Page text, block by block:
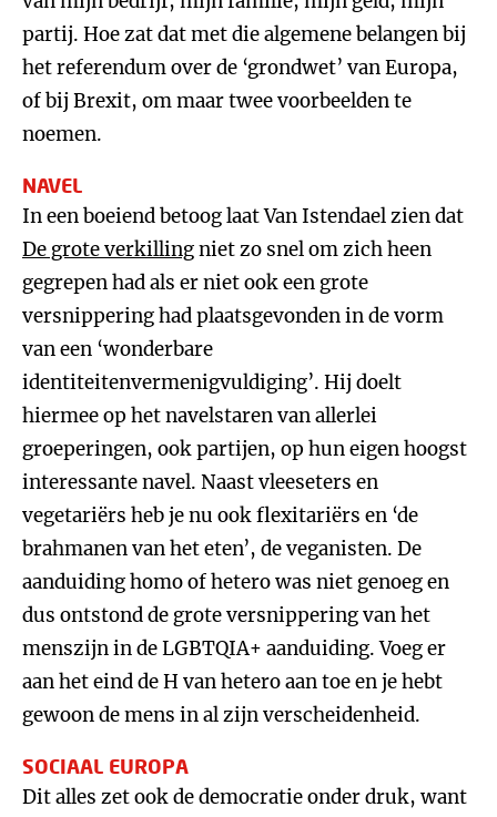
partij. Hoe zat dat met die algemene belangen bij
het referendum over de ‘grondwet’ van Europa,
of bij Brexit, om maar twee voorbeelden te
noemen.
NAVEL
In een boeiend betoog laat Van Istendael zien dat
De grote verkillingniet zo snel om zich heen
gegrepen had als er niet ook een grote
versnippering had plaatsgevonden in de vorm
van een ‘wonderbare
identiteitenvermenigvuldiging’. Hij doelt
hiermee op het navelstaren van allerlei
groeperingen, ook partijen, op hun eigen hoogst
interessante navel. Naast vleeseters en
vegetariërs heb je nu ook flexitariërs en ‘de
brahmanen van het eten’, de veganisten. De
aanduiding homo of hetero was niet genoeg en
dus ontstond de grote versnippering van het
menszijn in de LGBTQIA+ aanduiding. Voeg er
aan het eind de H van hetero aan toe en je hebt
gewoon de mens in al zijn verscheidenheid.
SOCIAAL EUROPA
Dit alles zet ook de democratie onder druk, want